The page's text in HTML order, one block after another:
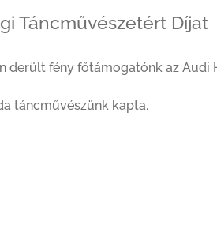
Táncművészetért Díjat
derült fény főtámogatónk az Audi
táncművészünk kapta.